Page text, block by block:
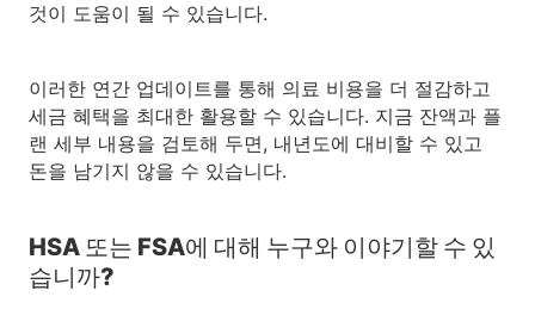
것이 도움이 될 수 있습니다.
이러한 연간 업데이트를 통해 의료 비용을 더 절감하고
세금 혜택을 최대한 활용할 수 있습니다. 지금 잔액과 플
랜 세부 내용을 검토해 두면, 내년도에 대비할 수 있고
돈을 남기지 않을 수 있습니다.
HSA 또는 FSA에 대해 누구와 이야기할 수 있
습니까?